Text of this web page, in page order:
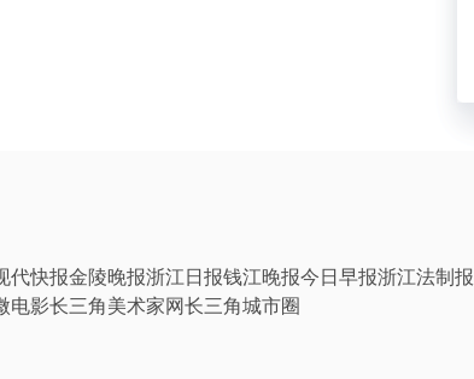
代快报金陵晚报浙江日报钱江晚报今日早报浙江法制报
电影长三角美术家网长三角城市圈